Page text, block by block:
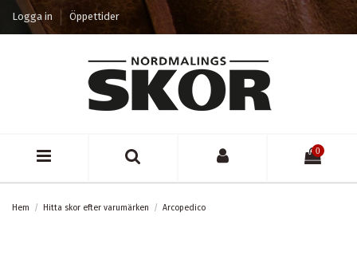
Logga in Öppettider
0
Hem Hitta skor efter varumärken Arcopedico